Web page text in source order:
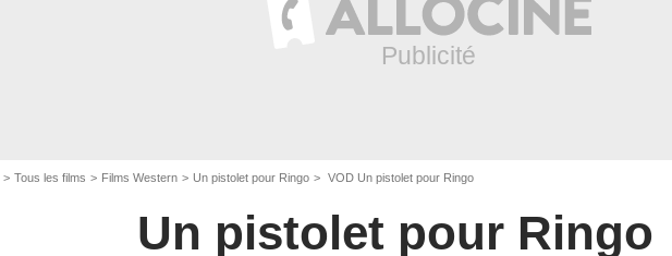
Tous les films Films Western Un pistolet pour Ringo VOD Un pistolet pour Ringo
Un pistolet pour Ringo